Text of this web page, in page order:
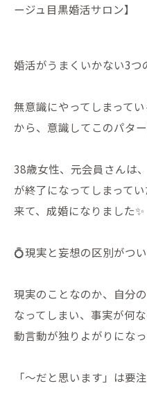
ージュ目黒婚活サロン】
婚活がうまくいかない3つ
無意識にやってしまって
から、意識してこのパタ
38歳女性、元会員さんは
が終了になってしまって
来て、成婚になりました✨
💍現実と妄想の区別がつ
現実のことなのか、自分
なってしまい、事実が何
動言動が独りよがりにな
「〜だと思います」は要